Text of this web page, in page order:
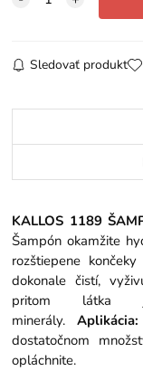
Sledovať produkt
KALLOS 1189
Šampón okamžite
rozštiepene
dokonale čistí,
pritom
minerály. Aplikácia:
dostatočnom
opláchnite.